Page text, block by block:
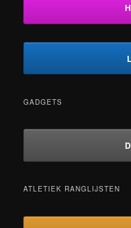
GADGETS
ATLETIEK RANGLIJSTEN